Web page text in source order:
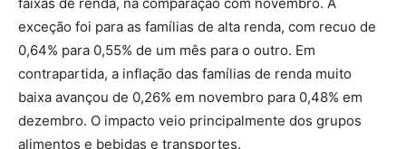
exceção foi para as famílias de alta renda, com recuo de
0,64% para 0,55% de um mês para o outro. Em
contrapartida, a inflação das famílias de renda muito
baixa avançou de 0,26% em novembro para 0,48% em
dezembro. O impacto veio principalmente dos grupos
alimentos e bebidas e transportes.